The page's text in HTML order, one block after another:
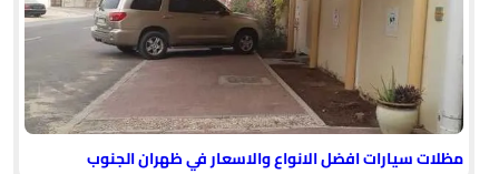
مظلات سيارات افضل الانواع والاسعار في ظهران الجنوب